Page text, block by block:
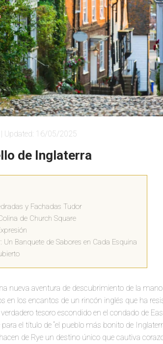
Updated: 16/05/2025
de Inglaterra
y Fachadas Tudor
de Church Square
Un Banquete de Sabores en Cada Esquina
nueva aventura de descubrimiento de la
en los encantos de un rincón inglés que ha
tesoro escondido en el condado de
el título de “el pueblo más bonito de
de Rye un destino único que cautiva